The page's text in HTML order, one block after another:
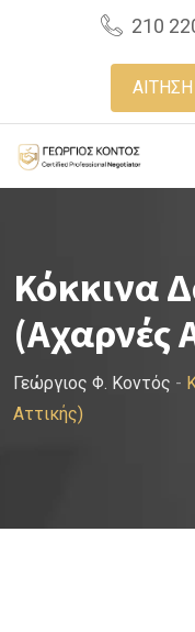
210
Κόκκινα
(Αχαρνές
Γεώργιος Φ. Κοντός -
Αττικής)